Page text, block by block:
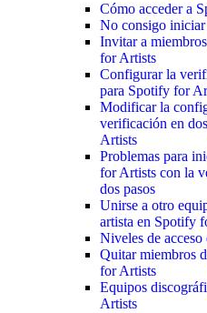
Cómo acceder a
No consigo iniciar
Invitar a
for Artists
Configurar la
para Spotify for
Modificar la
verificación en
Artists
Problemas para
for Artists con la
dos pasos
Unirse a otro
artista en Spotify
Niveles de
Quitar miembros
for Artists
Equipos
Artists